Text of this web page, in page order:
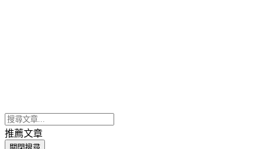
推薦文章